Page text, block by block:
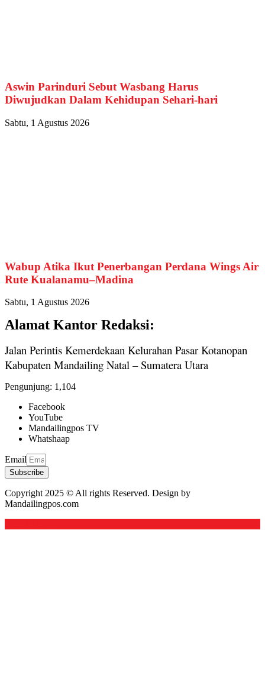
Aswin Parinduri Sebut Wasbang Harus
Diwujudkan Dalam Kehidupan Sehari-hari
Sabtu, 1 Agustus 2026
Wabup Atika Ikut Penerbangan Perdana Wings Air
Rute Kualanamu–Madina
Sabtu, 1 Agustus 2026
Alamat Kantor Redaksi:
Jalan Perintis Kemerdekaan Kelurahan Pasar Kotanopan
Kabupaten Mandailing Natal – Sumatera Utara
Pengunjung: 1,104
Facebook
YouTube
Mandailingpos TV
Whatshaap
Email
Subscribe
Copyright 2025 © All rights Reserved. Design by
Mandailingpos.com